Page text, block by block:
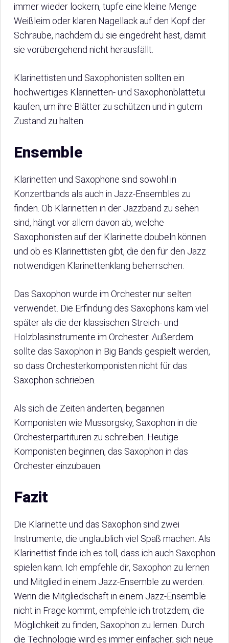
immer wieder lockern, tupfe eine kleine Menge
Weißleim oder klaren Nagellack auf den Kopf der
Schraube, nachdem du sie eingedreht hast, damit
sie vorübergehend nicht herausfällt.
Klarinettisten und Saxophonisten sollten ein
hochwertiges Klarinetten- und Saxophonblattetui
kaufen, um ihre Blätter zu schützen und in gutem
Zustand zu halten.
Ensemble
Klarinetten und Saxophone sind sowohl in
Konzertbands als auch in Jazz-Ensembles zu
finden. Ob Klarinetten in der Jazzband zu sehen
sind, hängt vor allem davon ab, welche
Saxophonisten auf der Klarinette doubeln können
und ob es Klarinettisten gibt, die den für den Jazz
notwendigen Klarinettenklang beherrschen.
Das Saxophon wurde im Orchester nur selten
verwendet. Die Erfindung des Saxophons kam viel
später als die der klassischen Streich- und
Holzblasinstrumente im Orchester. Außerdem
sollte das Saxophon in Big Bands gespielt werden,
so dass Orchesterkomponisten nicht für das
Saxophon schrieben.
Als sich die Zeiten änderten, begannen
Komponisten wie Mussorgsky, Saxophon in die
Orchesterpartituren zu schreiben. Heutige
Komponisten beginnen, das Saxophon in das
Orchester einzubauen.
Fazit
Die Klarinette und das Saxophon sind zwei
Instrumente, die unglaublich viel Spaß machen. Als
Klarinettist finde ich es toll, dass ich auch Saxophon
spielen kann. Ich empfehle dir, Saxophon zu lernen
und Mitglied in einem Jazz-Ensemble zu werden.
Wenn die Mitgliedschaft in einem Jazz-Ensemble
nicht in Frage kommt, empfehle ich trotzdem, die
Möglichkeit zu finden, Saxophon zu lernen. Durch
die Technologie wird es immer einfacher, sich neue